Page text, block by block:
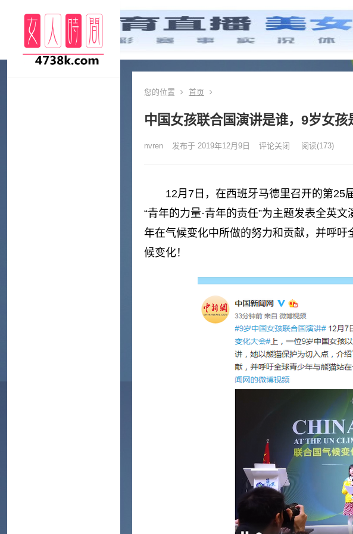
您的位置 首页
中国女孩联合国演讲是谁，9岁女
nvren 发布于 2019年12月9日 评论关闭 阅读(173)
12月7日，在西班牙马德里召开的第25
“青年的力量·青年的责任”为主题发表全英
年在气候变化中所做的努力和贡献，并呼
候变化！